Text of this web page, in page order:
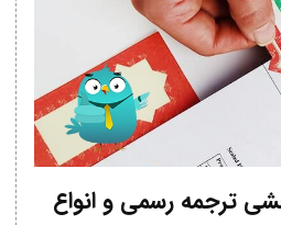
ترجمه رسمی و انواع